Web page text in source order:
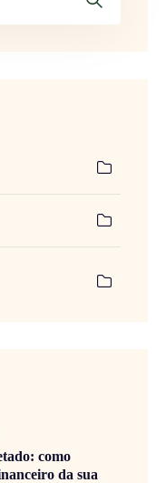
como
da sua